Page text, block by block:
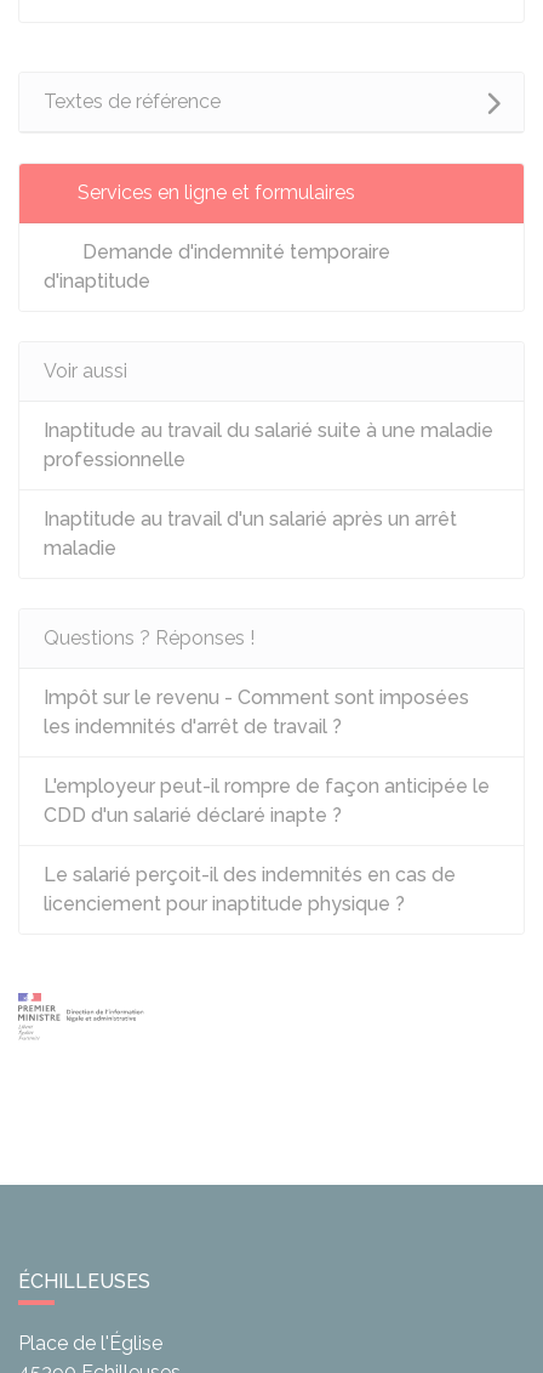
Textes de référence
Services en ligne et formulaires
Demande d'indemnité temporaire
d'inaptitude
Voir aussi
Inaptitude au travail du salarié suite à une maladie
professionnelle
Inaptitude au travail d'un salarié après un arrêt
maladie
Questions ? Réponses !
Impôt sur le revenu - Comment sont imposées
les indemnités d'arrêt de travail ?
L'employeur peut-il rompre de façon anticipée le
CDD d'un salarié déclaré inapte ?
Le salarié perçoit-il des indemnités en cas de
licenciement pour inaptitude physique ?
ÉCHILLEUSES
Place de l'Église